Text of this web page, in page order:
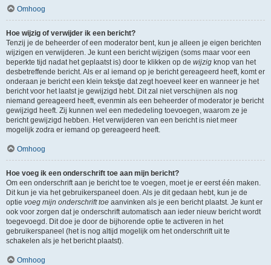
Omhoog
Hoe wijzig of verwijder ik een bericht?
Tenzij je de beheerder of een moderator bent, kun je alleen je eigen berichten
wijzigen en verwijderen. Je kunt een bericht wijzigen (soms maar voor een
beperkte tijd nadat het geplaatst is) door te klikken op de wijzig knop van het
desbetreffende bericht. Als er al iemand op je bericht gereageerd heeft, komt er
onderaan je bericht een klein tekstje dat zegt hoeveel keer en wanneer je het
bericht voor het laatst je gewijzigd hebt. Dit zal niet verschijnen als nog
niemand gereageerd heeft, evenmin als een beheerder of moderator je bericht
gewijzigd heeft. Zij kunnen wel een mededeling toevoegen, waarom ze je
bericht gewijzigd hebben. Het verwijderen van een bericht is niet meer
mogelijk zodra er iemand op gereageerd heeft.
Omhoog
Hoe voeg ik een onderschrift toe aan mijn bericht?
Om een onderschrift aan je bericht toe te voegen, moet je er eerst één maken.
Dit kun je via het gebruikerspaneel doen. Als je dit gedaan hebt, kun je de
optie voeg mijn onderschrift toe aanvinken als je een bericht plaatst. Je kunt er
ook voor zorgen dat je onderschrift automatisch aan ieder nieuw bericht wordt
toegevoegd. Dit doe je door de bijhorende optie te activeren in het
gebruikerspaneel (het is nog altijd mogelijk om het onderschrift uit te
schakelen als je het bericht plaatst).
Omhoog